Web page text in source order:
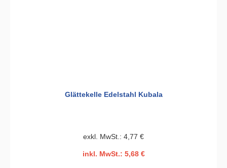
Glättekelle Edelstahl Kubala
exkl. MwSt.: 4,77 €
inkl. MwSt.: 5,68 €